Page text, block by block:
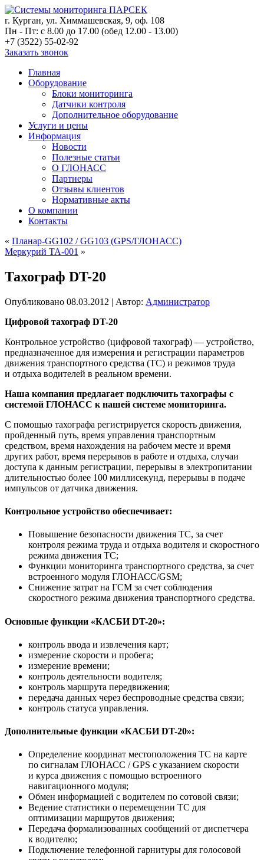
г. Курган, ул. Химмашевская, 9, оф. 108
Пн - Пт: с 8.00 до 17.00 (обед 12.00 - 13.00)
+7 (3522) 55-02-92
Заказать звонок
Главная
Оборудование
Блоки мониторинга
Датчики контроля
Дополнительное оборудование
Услуги и цены
Информация
Новости
Полезные статьи
О ГЛОНАСС
Партнеры
Отзывы клиентов
Нормативные акты
О компании
Контакты
« Планар-GG102 / GG103 (GPS/ГЛОНАСС)
Меркурий ТА-001 »
Тахограф DT-20
Опубликовано 08.03.2012 | Автор: Администратор
Цифровой тахограф DT-20
Контрольное устройство (цифровой тахограф) — устройство,
предназначенное для измерения и регистрации параметров
движения транспортного средства (ТС) и режимов труда
и отдыха водителей в реальном времени.
Наша компания предлагает подключить тахографы с
системой ГЛОНАСС к нашей системе мониторинга.
С помощью тахографа регистрируется скорость движения,
пройденный путь, время управления транспортным
средством, время нахождения на рабочем месте и время
других работ, время перерывов в работе и отдыха, случаи
доступа к данным регистрации, перерывы в электропитании
длительностью более 100 миллисекунд, перерывы в подаче
импульсов от датчика движения.
Контрольное устройство обеспечивает:
Повышение безопасности движения ТС, за счет
контроля режима труда и отдыха водителя и скоростного
режима движения ТС;
Функции мониторинга транспортного средства, за счет
встроенного модуля ГЛОНАСС/GSM;
Снижение затрат на ГСМ за счет соблюдения
скоростного режима движения транспортного средства.
Основные функции «КАСБИ DT-20»:
контроль ввода и извлечения карт;
измерение скорости и пробега;
измерение времени;
контроль деятельности водителя;
контроль маршрута передвижения;
передача данных через беспроводные средства связи;
контроль статуса управления.
Дополнительные функции «КАСБИ DT-20»:
Определение координат местоположения ТС на карте
по сигналам ГЛОНАСС / GPS с указанием скорости
и курса движения с помощью встроенного
навигационного модуля;
Обмен информацией с водителем по сотовой связи;
Ведение статистики о перемещении ТС для
оптимизации маршрутов движения;
Передача формализованных сообщений от диспетчера
к водителю;
Подключение телефонной гарнитуры для голосовой